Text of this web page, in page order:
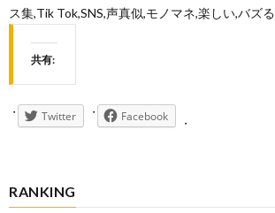
ス集,Tik Tok,SNS,声真似,モノマネ,楽しい,バズる
共有:
Twitter Facebook
RANKING